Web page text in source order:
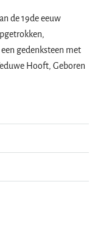
de 19de eeuw
gedenksteen met
Hooft, Geboren